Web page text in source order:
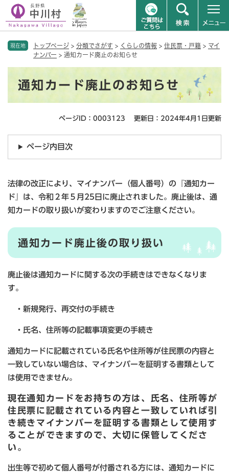
現在地 トップページ > 分類でさがす > くらしの情報 > 住民票・戸籍 > マイ
ナンバー > 通知カード廃止のお知らせ
通知カード廃止のお知らせ
ページID：0003123 更新日：2024年4月1日更新
ページ内目次
法律の改正により、マイナンバー（個人番号）の『通知カー
ド』は、令和２年５月25日に廃止されました。廃止後は、通
知カードの取り扱いが変わりますのでご注意ください。
通知カード廃止後の取り扱い
廃止後は通知カードに関する次の手続きはできなくなりま
す。
・新規発行、再交付の手続き
・氏名、住所等の記載事項変更の手続き
通知カードに記載されている氏名や住所等が住民票の内容と
一致していない場合は、マイナンバーを証明する書類として
は使用できません。
現在通知カードをお持ちの方は、氏名、住所等が
住民票に記載されている内容と一致していれば引
き続きマイナンバーを証明する書類として使用す
ることができますので、大切に保管してくださ
い。
出生等で初めて個人番号が付番される方には、通知カードに